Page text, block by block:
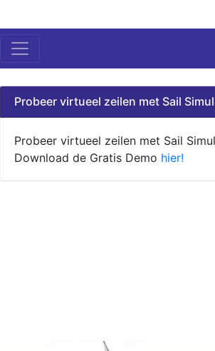
Probeer virtueel zeilen met Sail
Probeer virtueel zeilen met Sail
Download de Gratis Demo hier!